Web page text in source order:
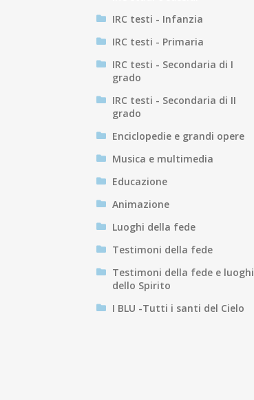
IRC testi - Infanzia
IRC testi - Primaria
IRC testi - Secondaria di I
grado
IRC testi - Secondaria di II
grado
Enciclopedie e grandi opere
Musica e multimedia
Educazione
Animazione
Luoghi della fede
Testimoni della fede
Testimoni della fede e luoghi
dello Spirito
I BLU -Tutti i santi del Cielo